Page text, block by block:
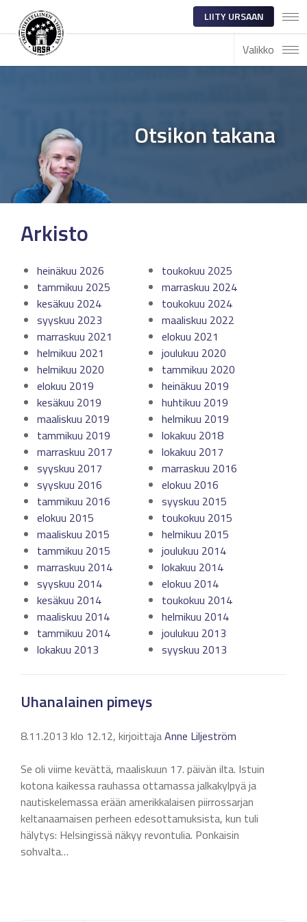
LIITY URSAAN
Valikko
Otsikon takana
Arkisto
heinäkuu 2026
toukokuu 2025
tammikuu 2025
marraskuu 2024
kesäkuu 2024
toukokuu 2024
syyskuu 2023
maaliskuu 2022
marraskuu 2021
elokuu 2021
helmikuu 2021
joulukuu 2020
helmikuu 2020
tammikuu 2020
elokuu 2019
heinäkuu 2019
kesäkuu 2019
huhtikuu 2019
maaliskuu 2019
helmikuu 2019
tammikuu 2019
lokakuu 2018
marraskuu 2017
lokakuu 2017
syyskuu 2017
marraskuu 2016
syyskuu 2016
elokuu 2016
tammikuu 2016
syyskuu 2015
elokuu 2015
toukokuu 2015
maaliskuu 2015
helmikuu 2015
tammikuu 2015
joulukuu 2014
marraskuu 2014
lokakuu 2014
syyskuu 2014
elokuu 2014
kesäkuu 2014
toukokuu 2014
maaliskuu 2014
helmikuu 2014
tammikuu 2014
joulukuu 2013
lokakuu 2013
syyskuu 2013
Uhanalainen pimeys
8.11.2013 klo 12.12, kirjoittajaAnne Liljeström
Se oli viime kevättä, maaliskuun 17. päivän ilta. Istuin
kotona kaikessa rauhassa ottamassa jalkakylpyä ja
nautiskelemassa erään amerikkalaisen piirrossarjan
keltanaamaisen perheen edesottamuksista, kun tuli
hälytys: Helsingissä näkyy revontulia. Ponkaisin
sohvalta…